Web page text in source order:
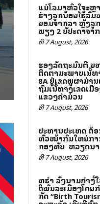
ແມ່ໂລມາຫົວໃຈສະ
ຮ່າງລູກນ້ອຍໄຮ້ລົມ
ຍອມຈາກລາ ຫຼັງລູ
ພຽງ 2 ສັບປະດາຈາ
ທີ 7 August, 2026
ຮອງລັດຖະມົນຕີ ຍ
ຕິດຕາມສະພາບເສັ້ນ
8A ຢູ່ເຂດພູຜາມ່າ
ຖົມເສັ້ນທາງເຂດເມື
ແຂວງຄໍາມ່ວນ
ທີ 7 August, 2026
ປະທານປະເທດ ຕ້
ຫົວໜ້າກົມໃຫຍ່ກາ
ກອງທັບ ສສ ຫວຽດນ
ທີ 7 August, 2026
ທຣຳ ລົງນາມຄຳສັ່
ສິດພົນລະເມືອງໂດຍກ
ກັດ “Birth